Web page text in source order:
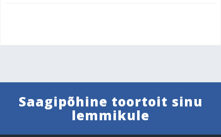
Saagipõhine toortoit sinu
lemmikule